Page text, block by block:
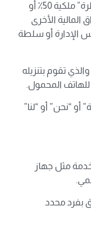
لسيطرة مشتركة معه، حيث تعني “السيطرة” ملكية 50٪ أو
المالية الأخرى
الإدارة أو سلطة
تقوم بتنزيله
المحمول.
أو “نحن” أو “لنا”
مثل جهاز
بفرد محدد